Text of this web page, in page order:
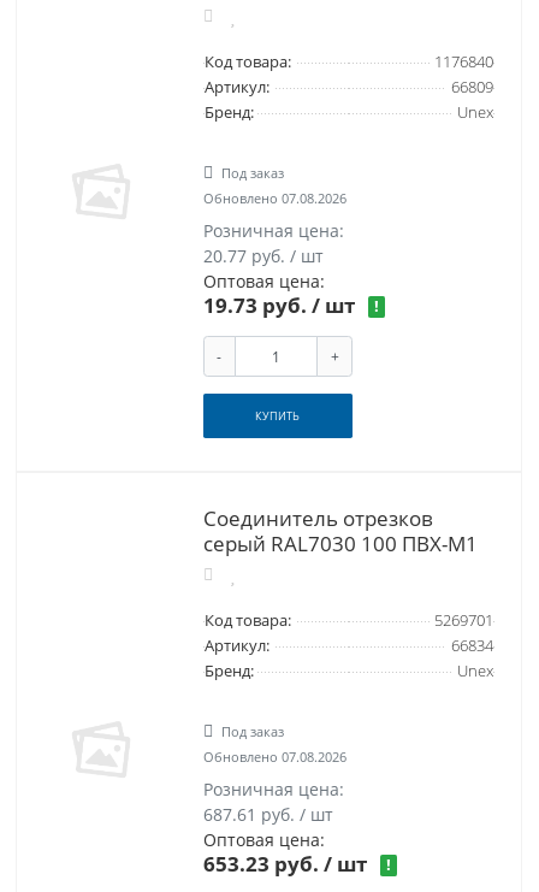
Код товара:
1176840
Артикул:
66809
Бренд:
Unex
Под заказ
Обновлено 07.08.2026
Розничная цена:
20.77 руб. / шт
Оптовая цена:
19.73 руб. / шт !
- +
КУПИТЬ
Соединитель отрезков
серый RAL7030 100 ПВХ-М1
Код товара:
5269701
Артикул:
66834
Бренд:
Unex
Под заказ
Обновлено 07.08.2026
Розничная цена:
687.61 руб. / шт
Оптовая цена:
653.23 руб. / шт !